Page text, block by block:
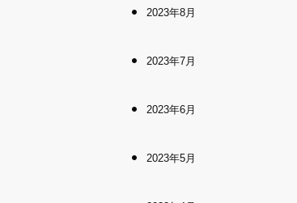
2023年8月
2023年7月
2023年6月
2023年5月